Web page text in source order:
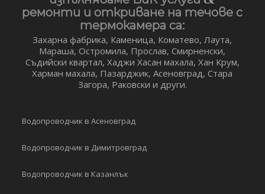
ремонти и откриване на течове с
термокамера са:
Захарна фабрика, Каменица, Коматево, Лаута,
Мараша, Остромила, Прослав, Смирненски,
Съдийски квартал, Хаджи Хасан махала, Хан Крум,
Харман махала, Пазарджик, Асеновград, Стара
Загора, Раковски и други.
Водопроводчик в Асеновград
Водопроводчик в Димитровград
Водопроводчик в Казанлък